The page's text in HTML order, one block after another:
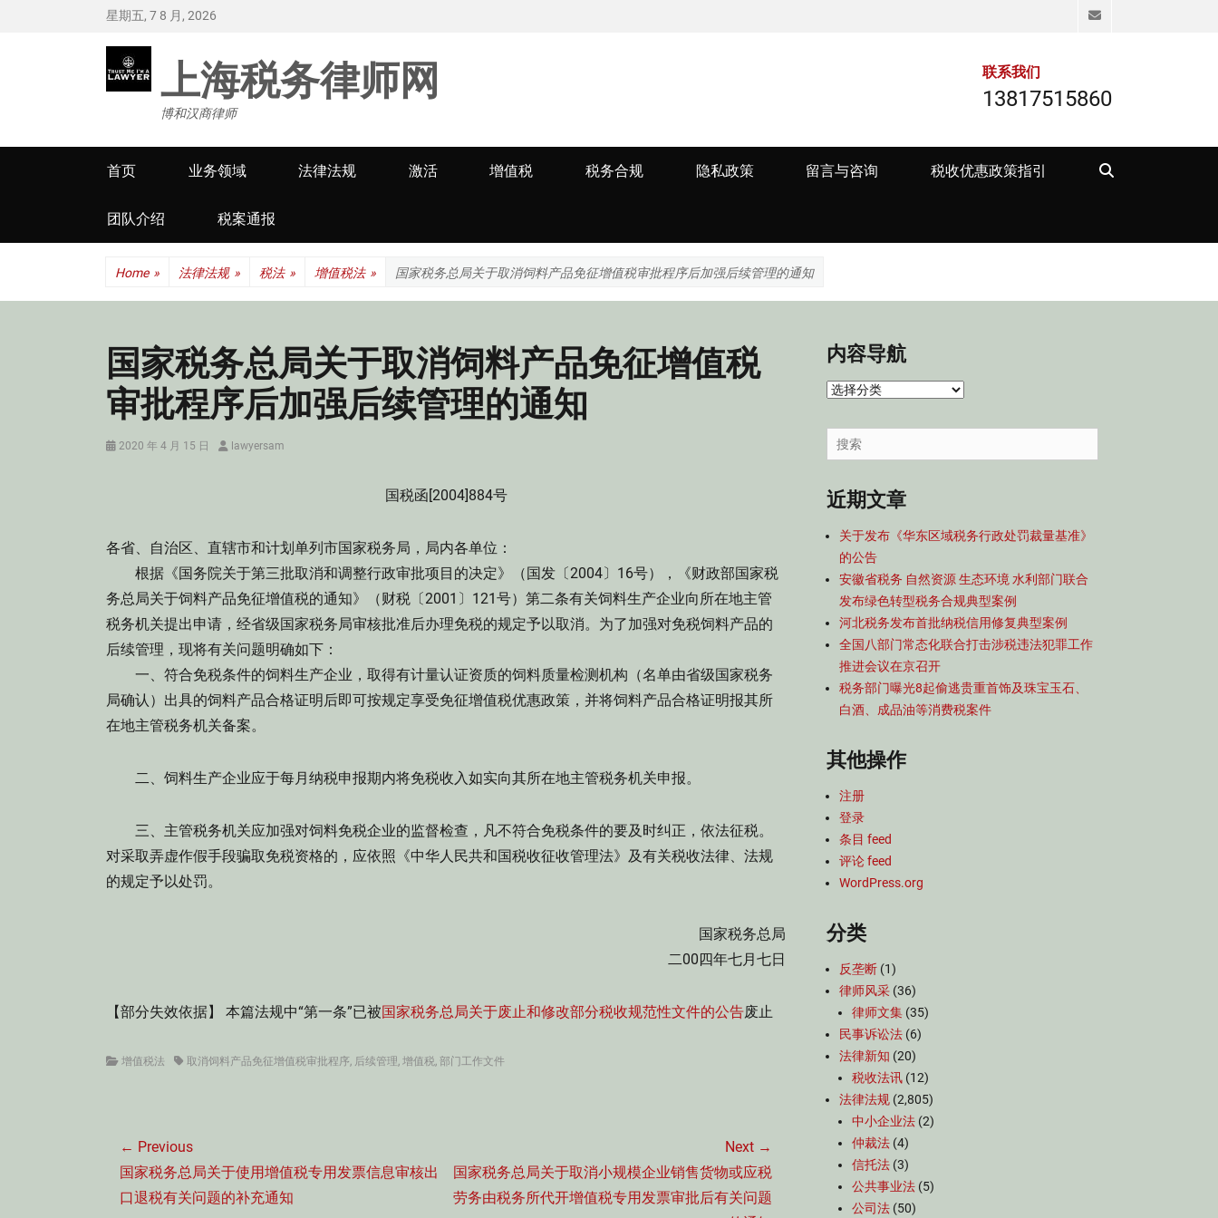
星期五, 7 8 月, 2026 Email
上海税务律师网
博和汉商律师
联系我们
13817515860
Primary
menu
首页 业务领域 法律法规 激活 增值税 税务合规 隐私政策 留言与咨询 税收优惠政策指引
团队介绍 税案通报
Home » 法律法规 » 税法 » 增值税法 » 国家税务总局关于取消饲料产品免征增值税审批程序后加强后续管理的通知
国家税务总局关于取消饲料产品免征增值税
审批程序后加强后续管理的通知
Posted
2020 年 4 月 15 日 Authorlawyersam
国税函[2004]884号
各省、自治区、直辖市和计划单列市国家税务局，局内各单位：
根据《国务院关于第三批取消和调整行政审批项目的决定》（国发〔2004〕16号），《财政部国家税
务总局关于饲料产品免征增值税的通知》（财税〔2001〕121号）第二条有关饲料生产企业向所在地主管
税务机关提出申请，经省级国家税务局审核批准后办理免税的规定予以取消。为了加强对免税饲料产品的
后续管理，现将有关问题明确如下：
一、符合免税条件的饲料生产企业，取得有计量认证资质的饲料质量检测机构（名单由省级国家税务
局确认）出具的饲料产品合格证明后即可按规定享受免征增值税优惠政策，并将饲料产品合格证明报其所
在地主管税务机关备案。
二、饲料生产企业应于每月纳税申报期内将免税收入如实向其所在地主管税务机关申报。
三、主管税务机关应加强对饲料免税企业的监督检查，凡不符合免税条件的要及时纠正，依法征税。
对采取弄虚作假手段骗取免税资格的，应依照《中华人民共和国税收征收管理法》及有关税收法律、法规
的规定予以处罚。
国家税务总局
二00四年七月七日
【部分失效依据】 本篇法规中“第一条”已被国家税务总局关于废止和修改部分税收规范性文件的公告废止
Categories
增值税法 Tags取消饲料产品免征增值税审批程序, 后续管理, 增值税, 部门工作文件
章
导
← Previous
Previous
post:
国家税务总局关于使用增值税专用发票信息审核出
口退税有关问题的补充通知
Next →
Next
post:
国家税务总局关于取消小规模企业销售货物或应税
劳务由税务所代开增值税专用发票审批后有关问题
内容导航
内
导
航
Search
for:
近期文章
关于发布《华东区域税务行政处罚裁量基准》
的公告
安徽省税务 自然资源 生态环境 水利部门联合
发布绿色转型税务合规典型案例
河北税务发布首批纳税信用修复典型案例
全国八部门常态化联合打击涉税违法犯罪工作
推进会议在京召开
税务部门曝光8起偷逃贵重首饰及珠宝玉石、
白酒、成品油等消费税案件
其他操作
注册
登录
条目 feed
评论 feed
WordPress.org
分类
反垄断 (1)
律师风采 (36)
律师文集 (35)
民事诉讼法 (6)
法律新知 (20)
税收法讯 (12)
法律法规 (2,805)
中小企业法 (2)
仲裁法 (4)
信托法 (3)
公共事业法 (5)
公司法 (50)